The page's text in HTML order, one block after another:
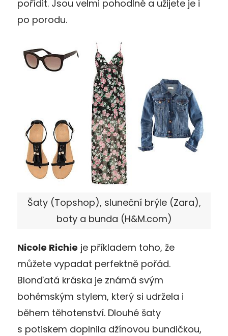
pořídit. Jsou velmi pohodlné a užijete je i
po porodu.
Šaty (Topshop), sluneční brýle (Zara),
boty a bunda (H&M.com)
Nicole Richie je příkladem toho, že
můžete vypadat perfektně pořád.
Blonďatá kráska je známá svým
bohémským stylem, který si udržela i
během těhotenství. Dlouhé šaty
s potiskem doplnila džínovou bundičkou,